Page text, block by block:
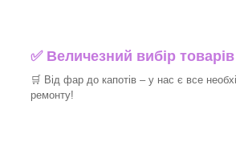
✅ Величезний вибір товарів
🛒 Від фар до капотів – у нас є все
ремонту!